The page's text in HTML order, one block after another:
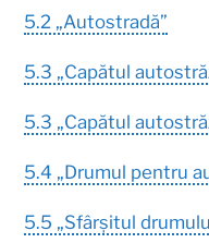
5.2 „Autostradă”
5.3 „Capătul
5.3 „Capătul
5.4 „Drumul pentru
5.5 „Sfârșitul